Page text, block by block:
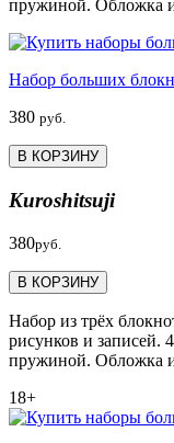
пружиной. Обложка
Набор больших
380 руб.
В КОРЗИНУ
Kuroshitsuji
380руб.
В КОРЗИНУ
Набор из трёх
рисунков и записей.
пружиной. Обложка
18+